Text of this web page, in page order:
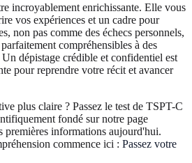
incroyablement enrichissante. Elle vous
vos expériences et un cadre pour
non pas comme des échecs personnels,
compréhensibles à des
dépistage crédible et confidentiel est
pour reprendre votre récit et avancer
plus claire ? Passez le test de TSPT-C
fondé sur notre page
premières informations aujourd'hui.
commence ici : Passez votre